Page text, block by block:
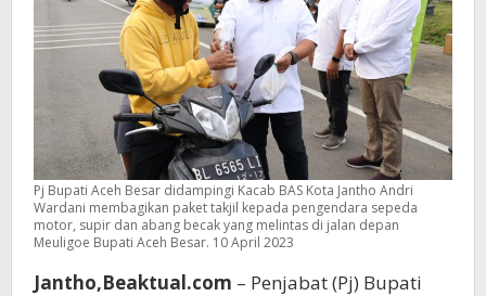
Pj Bupati Aceh Besar didampingi Kacab BAS Kota Jantho Andri
Wardani membagikan paket takjil kepada pengendara sepeda
motor, supir dan abang becak yang melintas di jalan depan
Meuligoe Bupati Aceh Besar. 10 April 2023
Jantho,Beaktual.com – Penjabat (Pj) Bupati